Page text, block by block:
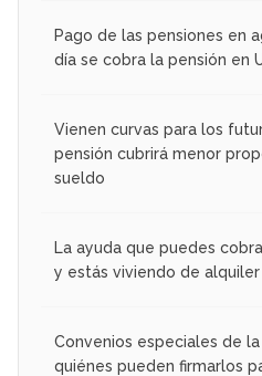
Pago de las pensiones en
día se cobra la pensión en
Vienen curvas para los
pensión cubrirá menor
sueldo
La ayuda que puedes
y estás viviendo de alquiler
Convenios especiales de
quiénes pueden firmarlos